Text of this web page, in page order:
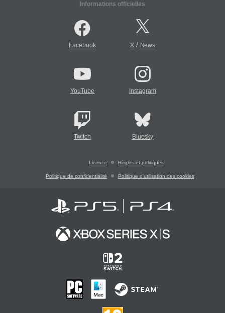
Informations officielles
Facebook X/ News
YouTube Instagram
Twitch Bluesky
Licence Règles et politiques
Politique de confidentialité Politique d'utilisation des cookies